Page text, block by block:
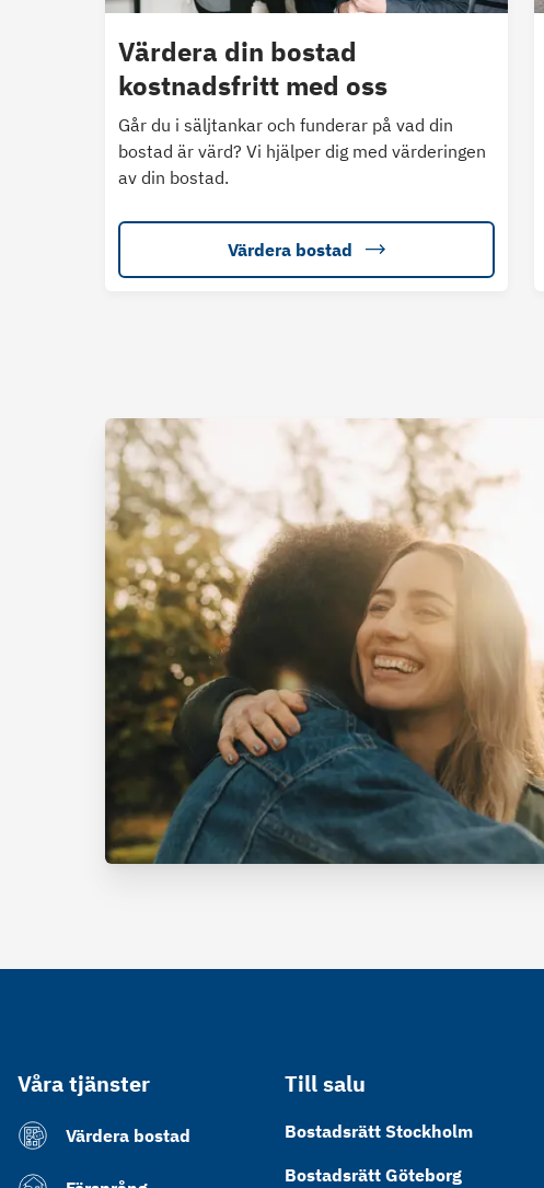
Värdera din bostad
kostnadsfritt med oss
Går du i säljtankar och funderar på vad din
bostad är värd? Vi hjälper dig med värderingen
av din bostad.
Värdera bostad
Våra tjänster
Värdera bostad
Till salu
Bostadsrätt Stockholm
Bostadsrätt Göteborg